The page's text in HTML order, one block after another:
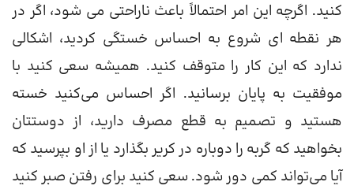
کنید. اگرچه این امر احتمالاً باعث ناراحتی می شود، اگر در
هر نقطه ای شروع به احساس خستگی کردید، اشکالی
ندارد که این کار را متوقف کنید. همیشه سعی کنید با
موفقیت به پایان برسانید. اگر احساس می‌کنید خسته
هستید و تصمیم به قطع مصرف دارید، از دوستتان
بخواهید که گربه را دوباره در کریر بگذارد یا از او بپرسید که
آیا می‌تواند کمی دور شود. سعی کنید برای رفتن صبر کنید